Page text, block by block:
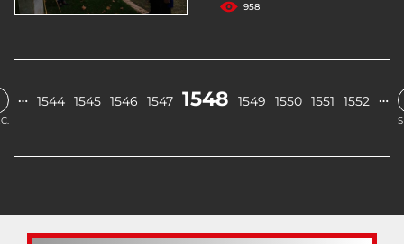
958
… 1544 1545 1546 1547 1548 1549 1550 1551 1552 …